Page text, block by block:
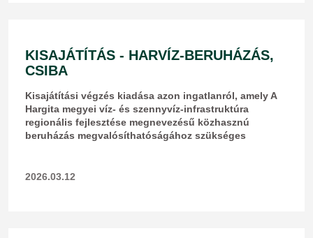
KISAJÁTÍTÁS - HARVÍZ-BERUHÁZÁS,
CSIBA
Kisajátítási végzés kiadása azon ingatlanról, amely A
Hargita megyei víz- és szennyvíz-infrastruktúra
regionális fejlesztése megnevezésű közhasznú
beruházás megvalósíthatóságához szükséges
2026.03.12